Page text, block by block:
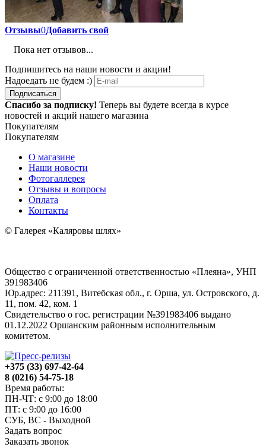
Отзывы0Добавить свой
Пока нет отзывов...
Подпишитесь на наши новости и акции!
Надоедать не будем :)
Подписаться
Спасибо за подписку! Теперь вы будете всегда в курсе
новостей и акций нашего магазина
Покупателям
Покупателям
О магазине
Наши новости
Фотогаллерея
Отзывы и вопросы
Оплата
Контакты
© Галерея «Каляровы шлях»
Общество с ограниченной ответственностью «Плеяна», УНП
391983406
Юр.адрес: 211391, Витебская обл., г. Орша, ул. Островского, д.
11, пом. 42, ком. 1
Свидетельство о гос. регистрации №391983406 выдано
01.12.2022 Оршанским районным исполнительным
комитетом.
+375 (33) 697-42-64
8 (0216) 54-75-18
Время работы:
ПН-ЧТ: с 9:00 до 18:00
ПТ: с 9:00 до 16:00
СУБ, ВС - Выходной
Задать вопрос
Заказать звонок